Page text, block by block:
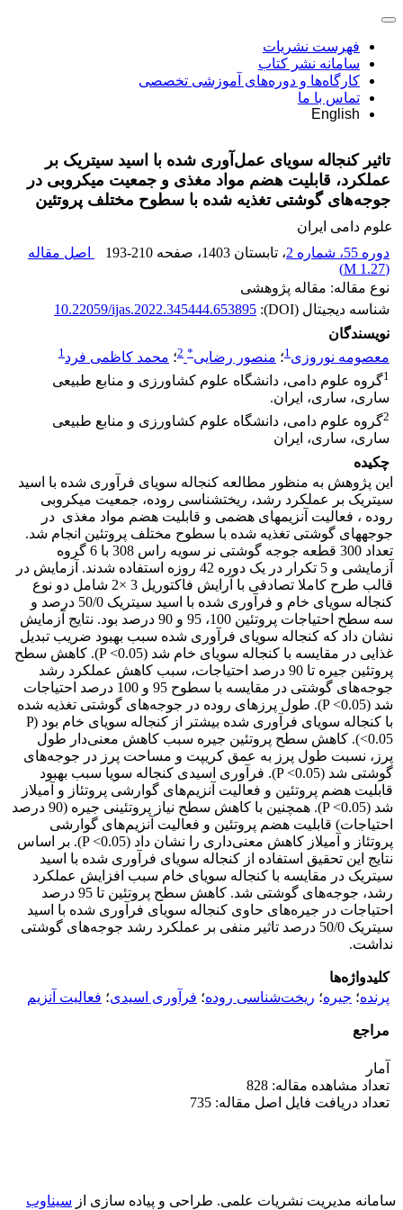
فهرست نشریات
سامانه نشر کتاب
کارگاه‌ها و دوره‌های آموزشی تخصصی
تماس با ما
English
تاثیر کنجاله سویای عمل‌آوری شده با اسید سیتریک بر
عملکرد، قابلیت هضم مواد مغذی و جمعیت میکروبی در
جوجه‌های گوشتی تغذیه شده با سطوح مختلف پروتئین
علوم دامی ایران
دوره 55، شماره 2
، تابستان 1403 ، صفحه 193-210
اصل مقاله
(
1.27 M
)
نوع مقاله: مقاله پژوهشی
شناسه دیجیتال (DOI):
10.22059/ijas.2022.345444.653895
نویسندگان
معصومه نوروزی1؛ منصور رضایی*
2؛ محمد کاظمی فرد1
1گروه علوم دامی، دانشگاه علوم کشاورزی و منابع طبیعی
ساری، ساری، ایران.
2گروه علوم دامی، دانشگاه علوم کشاورزی و منابع طبیعی
ساری، ساری، ایران
چکیده
این پژوهش به منظور مطالعه کنجاله سویای فرآوری شده با اسید
سیتریک بر عملکرد رشد، ریخت­شناسی روده، جمعیت میکروبی
روده ، فعالیت آنزیم­های هضمی و قابلیت هضم مواد مغذی در
جوجه­های گوشتی تغذیه شده با سطوح مختلف پروتئین انجام شد.
تعداد 300 قطعه جوجه گوشتی نر سویه راس 308 با 6 گروه
آزمایشی و 5 تکرار در یک دوره 42 روزه استفاده شدند. آزمایش در
قالب طرح کاملا تصادفی با آرایش فاکتوریل 3 ×2 شامل دو نوع
کنجاله سویای خام و فرآوری شده با اسید سیتریک 50/0 درصد و
سه سطح احتیاجات پروتئین 100، 95 و 90 درصد بود. نتایج آزمایش
نشان داد که کنجاله سویای فرآوری شده سبب بهبود ضریب تبدیل
غذایی در مقایسه با کنجاله سویای خام شد (P <0.05). کاهش سطح
پروتئین جیره تا 90 درصد احتیاجات، سبب کاهش عملکرد رشد
جوجه‌های گوشتی در مقایسه با سطوح 95 و 100 درصد احتیاجات
شد (P <0.05). طول پرزهای روده در جوجه‌های گوشتی تغذیه شده
با کنجاله سویای فرآوری شده بیشتر از کنجاله سویای خام بود (P
<0.05). کاهش سطح پروتئین جیره سبب کاهش معنی‌دار طول
پرز، نسبت طول پرز به عمق کریپت و مساحت پرز در جوجه‌های
گوشتی شد (P <0.05). فرآوری اسیدی کنجاله سویا سبب بهبود
قابلیت هضم پروتئین و فعالیت آنزیم‌های گوارشی پروتئاز و آمیلاز
شد (P <0.05). همچنین با کاهش سطح نیاز پروتئینی جیره (90 درصد
احتیاجات) قابلیت هضم پروتئین و فعالیت آنزیم‌های گوارشی
پروتئاز و آمیلاز کاهش معنی‌داری را نشان داد (P <0.05). بر اساس
نتایج این تحقیق استفاده از کنجاله سویای فرآوری شده با اسید
سیتریک در مقایسه با کنجاله سویای خام سبب افزایش عملکرد
رشد، جوجه‌های گوشتی شد. کاهش سطح پروتئین تا 95 درصد
احتیاجات در جیره‌های حاوی کنجاله سویای فرآوری شده با اسید
سیتریک 50/0 درصد تاثیر منفی بر عملکرد رشد جوجه‌های گوشتی
نداشت.
کلیدواژه‌ها
پرنده؛ جیره؛ ریخت‌شناسی روده؛ فرآوری اسیدی؛ فعالیت آنزیم
مراجع
آمار
تعداد مشاهده مقاله: 828
تعداد دریافت فایل اصل مقاله: 735
سامانه مدیریت نشریات علمی. طراحی و پیاده سازی از سیناوب